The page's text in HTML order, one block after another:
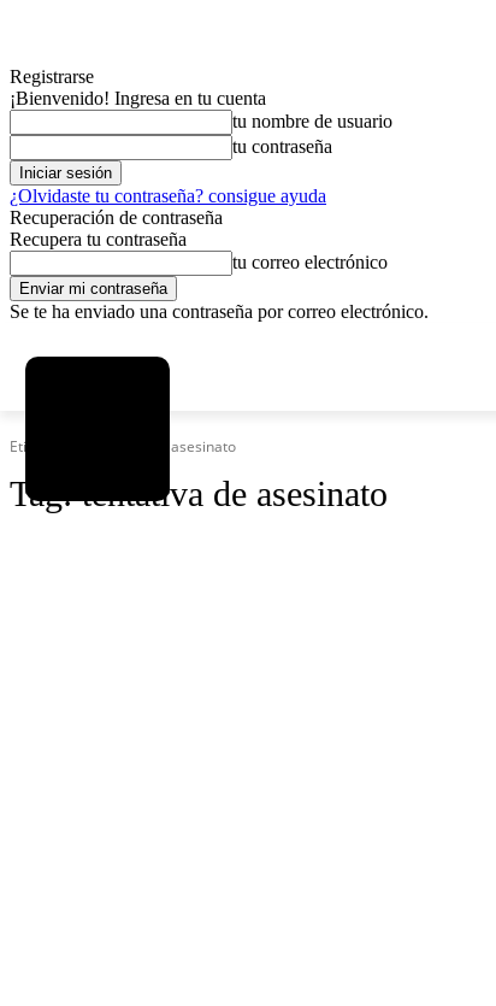
Registrarse
¡Bienvenido! Ingresa en tu cuenta
tu nombre de usuario
tu contraseña
¿Olvidaste tu contraseña? consigue ayuda
Recuperación de contraseña
Recupera tu contraseña
tu correo electrónico
Se te ha enviado una contraseña por correo electrónico.
Etiquetas Tentativa de asesinato
Tag:tentativa de asesinato